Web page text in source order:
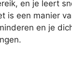
en je leert
is een manier
en je